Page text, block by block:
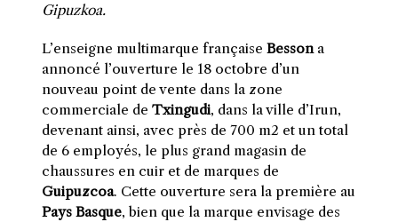
Gipuzkoa.
L’enseigne multimarque française Bessona
annoncé l’ouverture le 18 octobre d’un
nouveau point de vente dans la zone
commerciale de Txingudi, dans la ville d’Irun,
devenant ainsi, avec près de 700 m2 et un total
de 6 employés, le plus grand magasin de
chaussures en cuir et de marques de
Guipuzcoa. Cette ouverture sera la première au
Pays Basque, bien que la marque envisage des